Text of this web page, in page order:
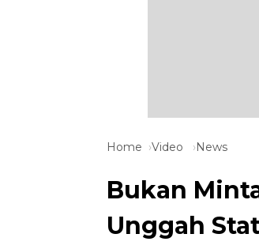
Home Video News
Bukan
Unggah